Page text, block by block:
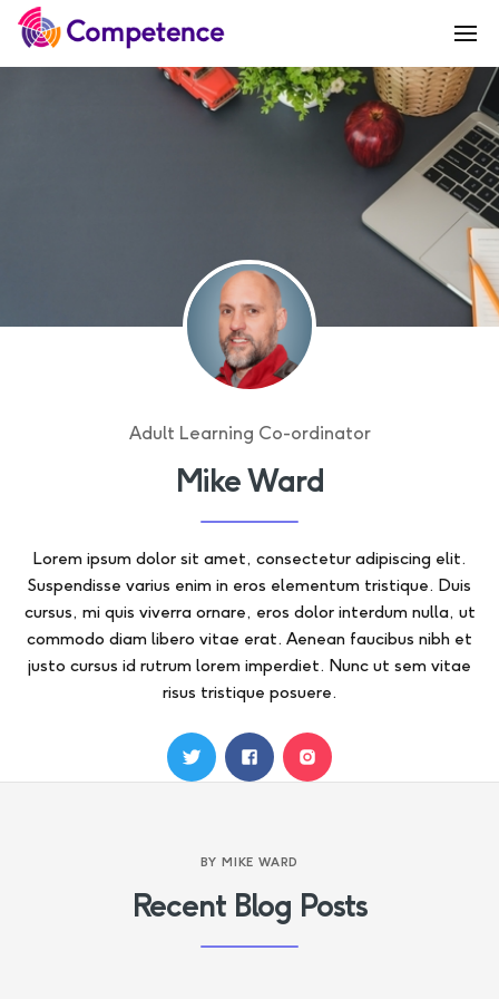
Adult Learning Co-ordinator
Mike Ward
Lorem ipsum dolor sit amet, consectetur adipiscing elit.
Suspendisse varius enim in eros elementum tristique. Duis
cursus, mi quis viverra ornare, eros dolor interdum nulla, ut
commodo diam libero vitae erat. Aenean faucibus nibh et
justo cursus id rutrum lorem imperdiet. Nunc ut sem vitae
risus tristique posuere.
BYMIKE WARD
Recent Blog Posts